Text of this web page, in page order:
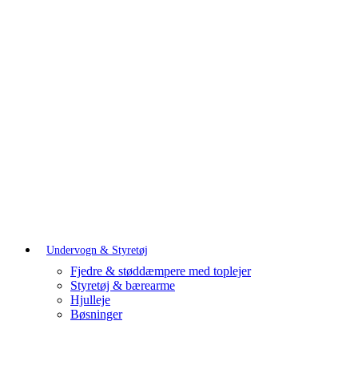
Undervogn & Styretøj
Fjedre & støddæmpere med toplejer
Styretøj & bærearme
Hjulleje
Bøsninger